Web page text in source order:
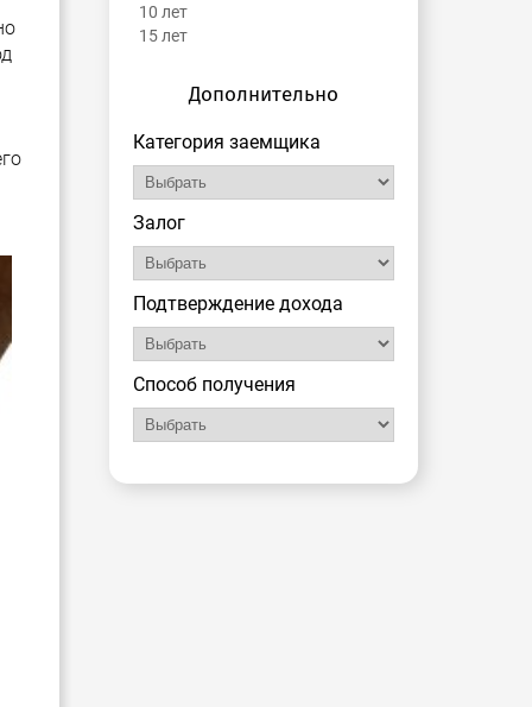
10 лет
15 лет
Дополнительно
Категория заемщика
Залог
Подтверждение дохода
Способ получения